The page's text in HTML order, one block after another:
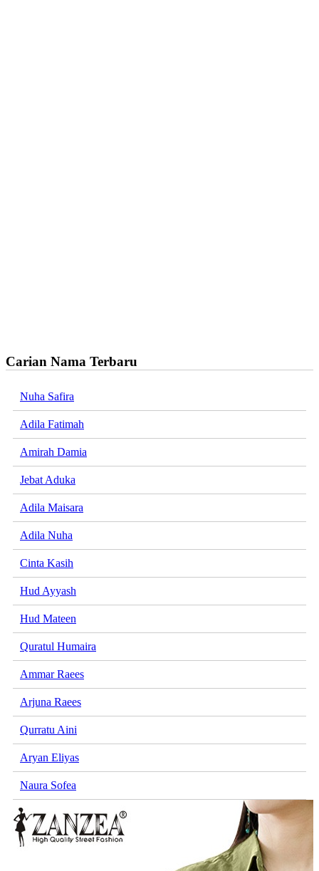
Carian Nama Terbaru
Nuha Safira
Adila Fatimah
Amirah Damia
Jebat Aduka
Adila Maisara
Adila Nuha
Cinta Kasih
Hud Ayyash
Hud Mateen
Quratul Humaira
Ammar Raees
Arjuna Raees
Qurratu Aini
Aryan Eliyas
Naura Sofea